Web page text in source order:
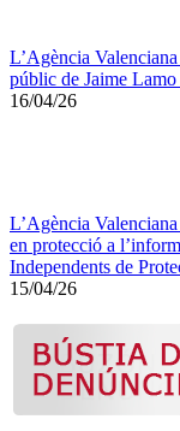
L’Agència
públic de Jaime Lamo
16/04/26
L’Agència
en protecció a
Independents de
15/04/26